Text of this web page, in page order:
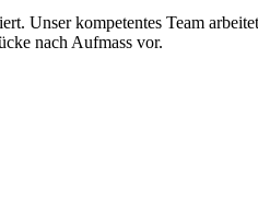
Unser kompetentes Team
nach Aufmass vor.